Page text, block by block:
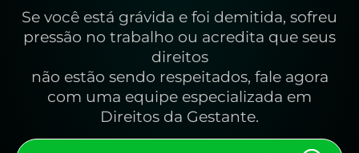
Se você está grávida e foi demitida, sofreu
pressão no trabalho ou acredita que seus
direitos
não estão sendo respeitados, fale agora
com uma equipe especializada em
Direitos da Gestante.